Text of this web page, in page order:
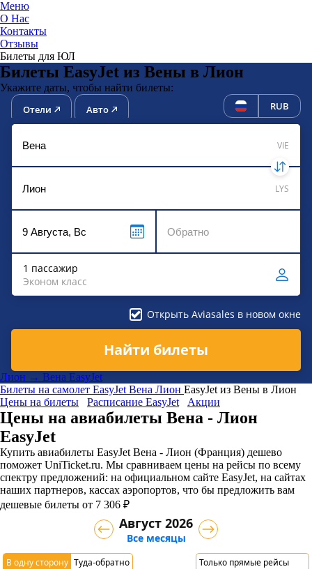
Меню
О Нас
Контакты
Отзывы
Билеты для ЮЛ
Билеты EasyJet из Вены в Лион
Укажите даты, чтобы найти билеты:
Отели Авто RUB
VIE
LYS
1 пассажир
Эконом класс
Открыть Aviasales в новом окне
Найти билеты
Лион → Вена EasyJet
Билеты на самолет EasyJet Вена Лион EasyJet из Вены в Лион
Цены на билеты
Расписание EasyJet Акции
Цены на авиабилеты Вена - Лион
EasyJet
Купить авиабилеты EasyJet Вена - Лион (Франция) дешево
поможет UniTicket.ru. Мы сравниваем цены на рейсы по всему
спектру предложений: на официальном сайте EasyJet, на сайтах
наших партнеров, кассах аэропортов, что бы предложить вам
дешевые билеты от 7 306 ₽
В одну сторону Туда-обратно Только прямые рейсы
Август 2026
Все месяцы